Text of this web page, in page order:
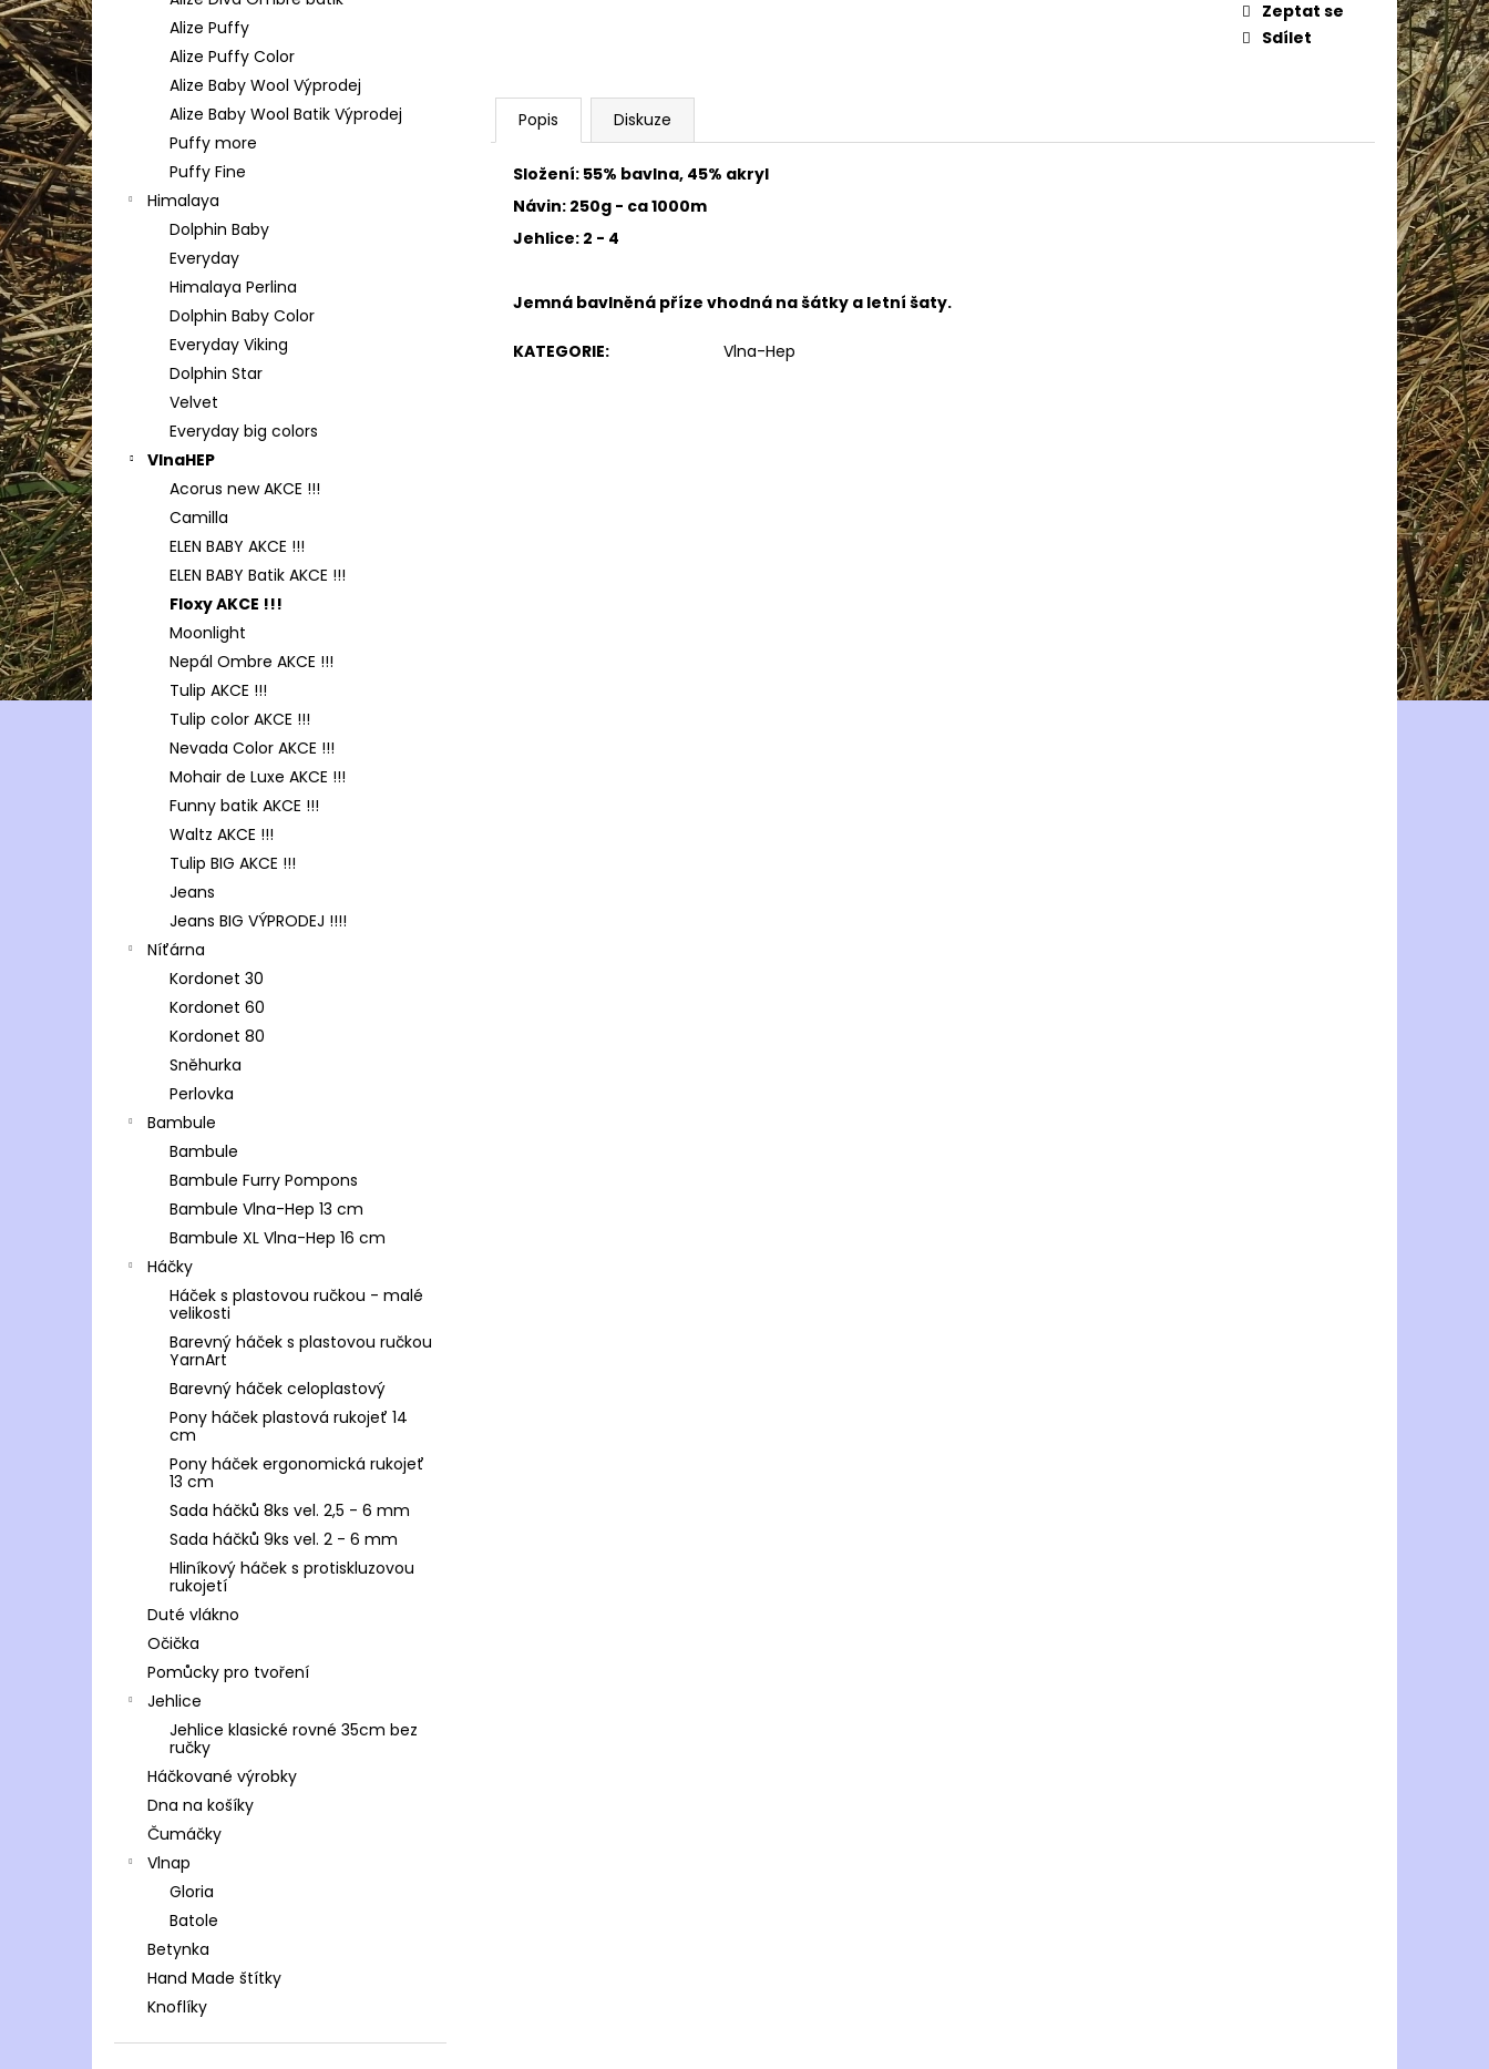
l
Alize Puffy
Alize Puffy Color
Alize Baby Wool Výprodej
Alize Baby Wool Batik Výprodej
Puffy more
Puffy Fine
Himalaya
Dolphin Baby
Everyday
Himalaya Perlina
Dolphin Baby Color
Everyday Viking
Dolphin Star
Velvet
Everyday big colors
VlnaHEP
Acorus new AKCE !!!
Camilla
ELEN BABY AKCE !!!
ELEN BABY Batik AKCE !!!
Floxy AKCE !!!
Moonlight
Nepál Ombre AKCE !!!
Tulip AKCE !!!
Tulip color AKCE !!!
Nevada Color AKCE !!!
Mohair de Luxe AKCE !!!
Funny batik AKCE !!!
Waltz AKCE !!!
Tulip BIG AKCE !!!
Jeans
Jeans BIG VÝPRODEJ !!!!
Níťárna
Kordonet 30
Kordonet 60
Kordonet 80
Sněhurka
Perlovka
Bambule
Bambule
Bambule Furry Pompons
Bambule Vlna-Hep 13 cm
Bambule XL Vlna-Hep 16 cm
Háčky
Háček s plastovou ručkou - malé
velikosti
Barevný háček s plastovou ručkou
YarnArt
Barevný háček celoplastový
Pony háček plastová rukojeť 14
cm
Pony háček ergonomická rukojeť
13 cm
Sada háčků 8ks vel. 2,5 - 6 mm
Sada háčků 9ks vel. 2 - 6 mm
Hliníkový háček s protiskluzovou
rukojetí
Duté vlákno
Očička
Pomůcky pro tvoření
Jehlice
Jehlice klasické rovné 35cm bez
ručky
Háčkované výrobky
Dna na košíky
Čumáčky
Vlnap
Gloria
Batole
Betynka
Hand Made štítky
Knoflíky
Zeptat se
Sdílet
Popis Diskuze
Složení: 55% bavlna, 45% akryl
Návin: 250g - ca 1000m
Jehlice: 2 - 4
Jemná bavlněná příze vhodná na šátky a letní šaty.
KATEGORIE: Vlna-Hep
TULIP 4010
50 Kč